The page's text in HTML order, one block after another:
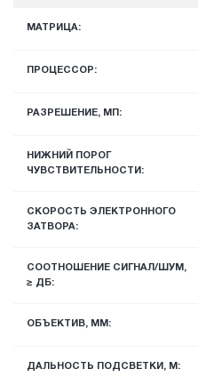
МАТРИЦА:
ПРОЦЕССОР:
РАЗРЕШЕНИЕ, МП:
НИЖНИЙ ПОРОГ
ЧУВСТВИТЕЛЬНОСТИ:
СКОРОСТЬ ЭЛЕКТРОННОГО
ЗАТВОРА:
СООТНОШЕНИЕ СИГНАЛ/ШУМ,
≥ ДБ:
ОБЪЕКТИВ, ММ:
ДАЛЬНОСТЬ ПОДСВЕТКИ, М: